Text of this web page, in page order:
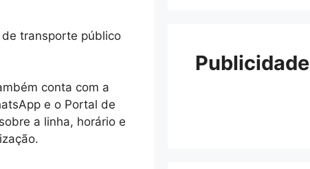
transporte público
conta com a
e o Portal de
a linha, horário e
Publicidade